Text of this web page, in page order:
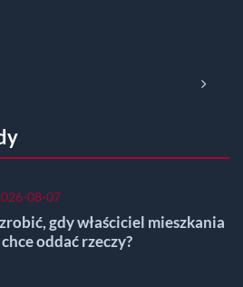
08-07
gdy właściciel mieszkania
oddać rzeczy?